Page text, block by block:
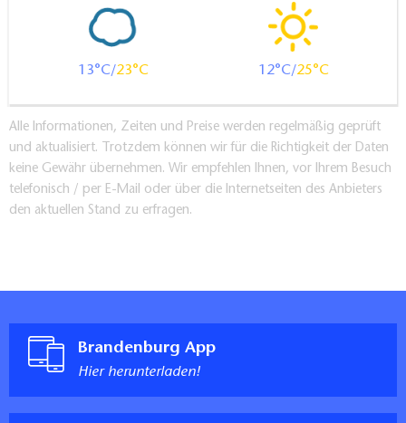
13 23 12 25
Alle Informationen, Zeiten und Preise werden regelmäßig geprüft
und aktualisiert. Trotzdem können wir für die Richtigkeit der Daten
keine Gewähr übernehmen. Wir empfehlen Ihnen, vor Ihrem Besuch
telefonisch / per E-Mail oder über die Internetseiten des Anbieters
den aktuellen Stand zu erfragen.
Brandenburg App
Hier herunterladen!